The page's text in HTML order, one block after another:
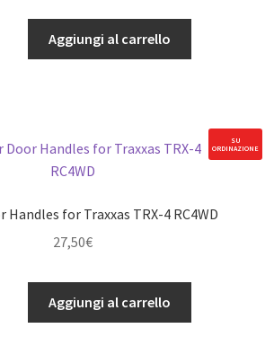
Aggiungi al carrello
SU
ORDINAZIONE
Handles for Traxxas TRX-4 RC4WD
27,50€
Aggiungi al carrello